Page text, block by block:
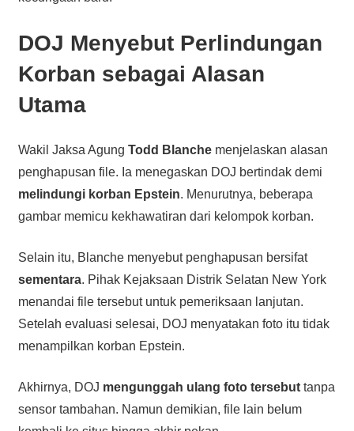
DOJ Menyebut Perlindungan
Korban sebagai Alasan
Utama
Wakil Jaksa Agung Todd Blanchemenjelaskan alasan
penghapusan file. Ia menegaskan DOJ bertindak demi
melindungi korban Epstein. Menurutnya, beberapa
gambar memicu kekhawatiran dari kelompok korban.
Selain itu, Blanche menyebut penghapusan bersifat
sementara. Pihak Kejaksaan Distrik Selatan New York
menandai file tersebut untuk pemeriksaan lanjutan.
Setelah evaluasi selesai, DOJ menyatakan foto itu tidak
menampilkan korban Epstein.
Akhirnya, DOJ mengunggah ulang foto tersebuttanpa
sensor tambahan. Namun demikian, file lain belum